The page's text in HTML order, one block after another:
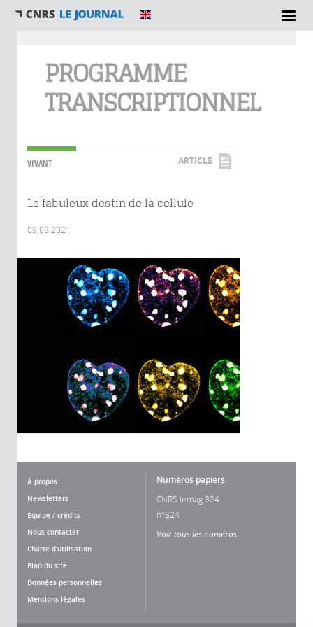
PROGRAMME
TRANSCRIPTIONNEL
VIVANT ARTICLE
Le fabuleux destin de la cellule
09.03.2021
À propos
Newsletters
Équipe / crédits
Nous contacter
Charte d'utilisation
Plan du site
Données personnelles
Mentions légales
Numéros papiers
CNRS lemag 324
n°324
Voir tous les numéros